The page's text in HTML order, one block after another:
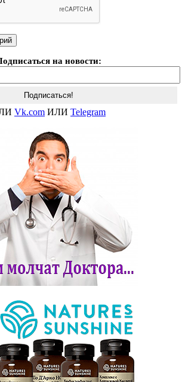
на новости:
Vk.com ИЛИ Telegram